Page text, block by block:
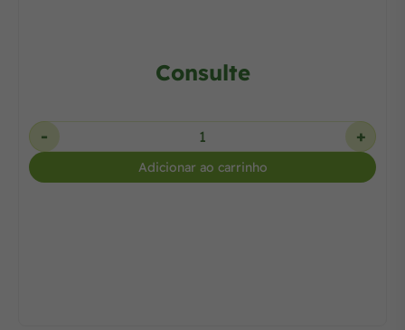
Consulte
- +
Adicionar ao carrinho